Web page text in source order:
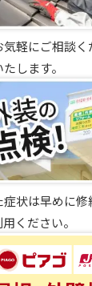
軽にご相談
します。
状は早めに
ください。